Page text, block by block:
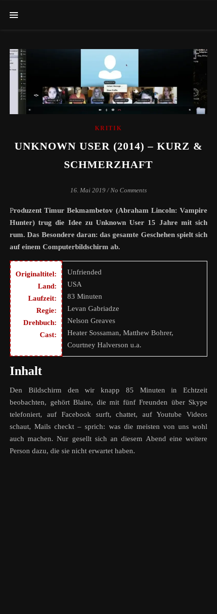
KRITIK
UNKNOWN USER (2014) – KURZ &
SCHMERZHAFT
16. Mai 2019 / No Comments
Produzent Timur Bekmambetov (Abraham Lincoln: Vampire
Hunter) trug die Idee zu Unknown User 15 Jahre mit sich
rum. Das Besondere daran: das gesamte Geschehen spielt sich
auf einem Computerbildschirm ab.
Originaltitel:
Land:
Laufzeit:
Regie:
Drehbuch:
Cast:
Unfriended
USA
83 Minuten
Levan Gabriadze
Nelson Greaves
Heater Sossaman, Matthew Bohrer,
Courtney Halverson u.a.
Inhalt
Den Bildschirm den wir knapp 85 Minuten in Echtzeit
beobachten, gehört Blaire, die mit fünf Freunden über Skype
telefoniert, auf Facebook surft, chattet, auf Youtube Videos
schaut, Mails checkt – sprich: was die meisten von uns wohl
auch machen. Nur gesellt sich an diesem Abend eine weitere
Person dazu, die sie nicht erwartet haben.